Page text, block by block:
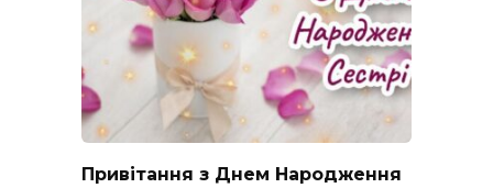
Привітання з Днем Народження